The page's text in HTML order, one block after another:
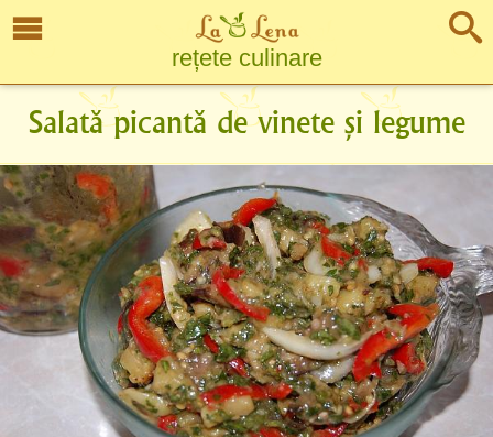
rețete culinare
Salată picantă de vinete și legume